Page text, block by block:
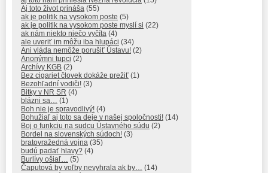
Aj toto život prináša (55)
ak je politik na vysokom poste (5)
ak je politik na vysokom poste myslí si (22)
ak nám niekto niečo vyčíta (4)
ale uveriť im môžu iba hlupáci (34)
Ani vláda nemôže porušiť Ústavu! (2)
Anonýmni tupci (2)
Archívy KGB (2)
Bez cigariet človek dokáže prežiť (1)
Bezohľadní vodiči! (3)
Bitky v NR SR (4)
blázni sa… (1)
Boh nie je spravodlivý! (4)
Bohužiaľ aj toto sa deje v našej spoločnosti! (14)
Boj o funkciu na sudcu Ústavného súdu (2)
Bordel na slovenských súdoch! (3)
bratovražedná vojna (35)
budú padať hlavy? (4)
Burlívy ošiaľ… (5)
Čaputová by voľby nevyhrala ak by… (14)